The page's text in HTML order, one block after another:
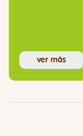
ver más